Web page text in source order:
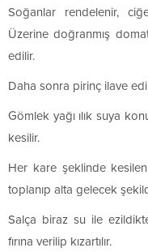
Soğanlar rendelenir,
Üzerine doğranmış
edilir.
Daha sonra pirinç ilave
Gömlek yağı ılık suya
kesilir.
Her kare şeklinde
toplanıp alta gelecek
Salça biraz su ile
fırına verilip kızartılır.